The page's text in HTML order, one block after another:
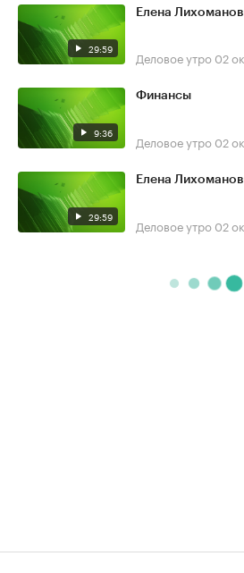
29:59
Елена
Деловое утро 02
9:36
Финансы
Деловое утро 02
29:59
Елена
Деловое утро 02